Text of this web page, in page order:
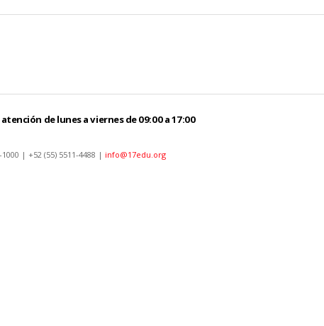
de lunes a viernes de 09:00 a 17:00
1000 | +52 (55) 5511-4488 | info@17edu.org